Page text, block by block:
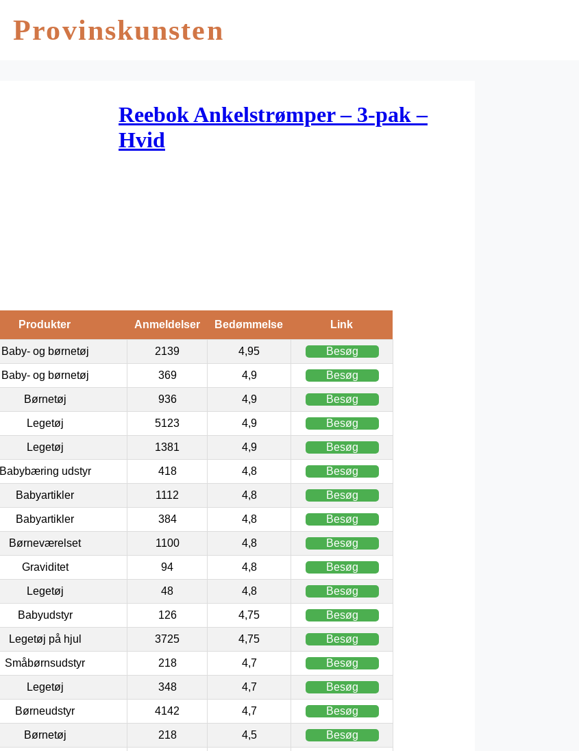
Provinskunsten
Reebok Ankelstrømper – 3-pak –
Hvid
Produkter Anmeldelser Bedømmelse Link
Baby- og børnetøj 2139 4,95 Besøg
Baby- og børnetøj 369 4,9 Besøg
Børnetøj 936 4,9 Besøg
Legetøj 5123 4,9 Besøg
Legetøj 1381 4,9 Besøg
Babybæring udstyr 418 4,8 Besøg
Babyartikler 1112 4,8 Besøg
Babyartikler 384 4,8 Besøg
Børneværelset 1100 4,8 Besøg
Graviditet 94 4,8 Besøg
Legetøj 48 4,8 Besøg
Babyudstyr 126 4,75 Besøg
Legetøj på hjul 3725 4,75 Besøg
Småbørnsudstyr 218 4,7 Besøg
Legetøj 348 4,7 Besøg
Børneudstyr 4142 4,7 Besøg
Børnetøj 218 4,5 Besøg